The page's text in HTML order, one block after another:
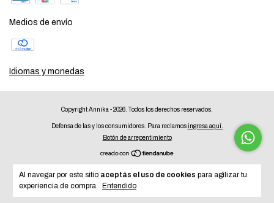
Al navegar por este sitio aceptás el uso de cookies para agilizar tu
experiencia de compra.
Entendido
Medios de envío
Idiomas y monedas
Copyright Annika - 2026. Todos los derechos reservados.
Defensa de las y los consumidores. Para reclamos ingresa aquí.
Botón de arrepentimiento